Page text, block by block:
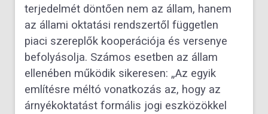
terjedelmét döntően nem az állam, hanem
az állami oktatási rendszertől független
piaci szereplők kooperációja és versenye
befolyásolja. Számos esetben az állam
ellenében működik sikeresen: „Az egyik
említésre méltó vonatkozás az, hogy az
árnyékoktatást formális jogi eszközökkel